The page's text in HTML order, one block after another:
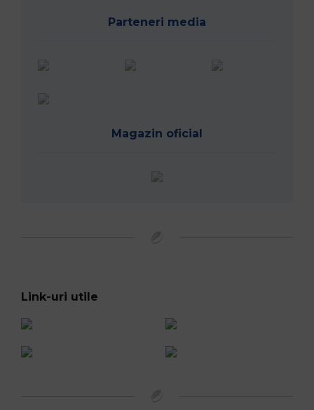
Parteneri media
Magazin oficial
Link-uri utile